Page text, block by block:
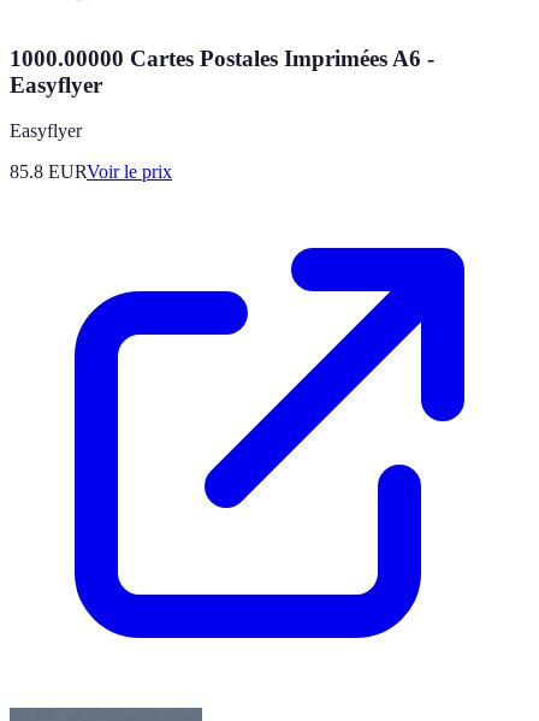
1000.00000 Cartes Postales Imprimées A6 -
Easyflyer
Easyflyer
85.8 EURVoir le prix